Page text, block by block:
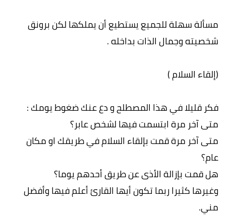
مسألة سهلة للجميع يستطيع أن يملكها لكن برونق
شخصيته وجمال الذات بداخله .
(إلقاء السلام )
فكر قليلا في هذا المصطلح و دع عنك ضغوط يومك :
متى آخر مرة ابتسمت فيها لشخص عابر؟
متى آخر مرة قمت بإلقاء السلام في طريقك او مكان
عام؟
هل قمت بإزالة الأذى عن طريق أحدهم يوما؟
وغيرها كثيرا ربما تكون أيها القارئ أعلم فيها وأفضل
مني.